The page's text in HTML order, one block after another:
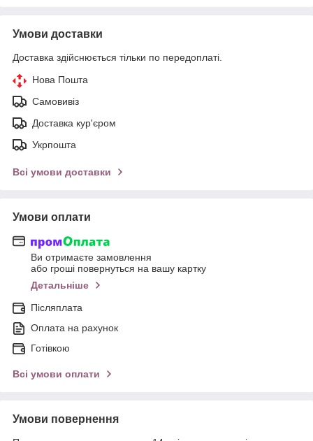
Умови доставки
Доставка здійснюється тільки по передоплаті.
Нова Пошта
Самовивіз
Доставка кур'єром
Укрпошта
Всі умови доставки
Умови оплати
Ви отримаєте замовлення
або гроші повернуться на вашу картку
Детальніше
Післяплата
Оплата на рахунок
Готівкою
Всі умови оплати
Умови повернення